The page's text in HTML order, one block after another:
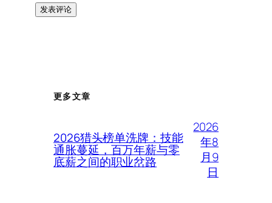
更多文章
2026猎头榜单洗牌：技能
通胀蔓延，百万年薪与零
底薪之间的职业岔路
2026
年8
月9
日